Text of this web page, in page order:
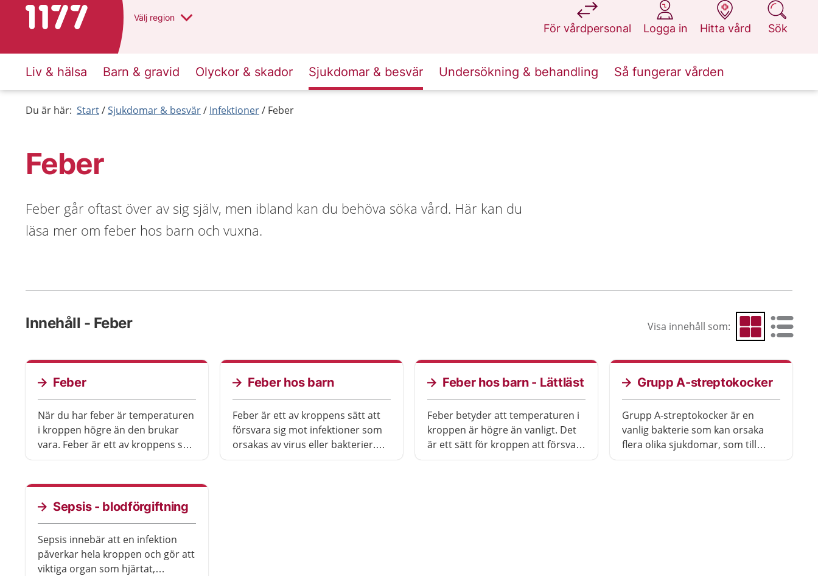
Till startsidan för 1177 Välj region
För vårdpersonal
på 1177.se
Logga in
på 1177.se
Hitta vård
på 1177.se
Sök
på 1177.se
Liv & hälsa Barn & gravid Olyckor & skador Sjukdomar & besvär Undersökning & behandling Så fungerar vården
Du är här: Start Sjukdomar & besvär Infektioner Feber
Feber
Feber går oftast över av sig själv, men ibland kan du behöva söka vård. Här kan du
läsa mer om feber hos barn och vuxna.
Innehåll - Feber Visa innehåll som: Visa som rutnät
Visa som
Feber
När du har feber är temperaturen
i kroppen högre än den brukar
vara. Feber är ett av kroppens sätt
bakterier. Det är mycket vanligt
att få feber i samband med till
exempel förkylningar.
Feber hos barn
Feber är ett av kroppens sätt att
försvara sig mot infektioner som
orsakas av virus eller bakterier.
Feber hos barn - Lättläst
Feber betyder att temperaturen i
kroppen är högre än vanligt. Det
är ett sätt för kroppen att försvara
Grupp A-streptokocker
Grupp A-streptokocker är en
vanlig bakterie som kan orsaka
flera olika sjukdomar, som till
Sepsis - blodförgiftning
Sepsis innebär att en infektion
påverkar hela kroppen och gör att
viktiga organ som hjärtat,